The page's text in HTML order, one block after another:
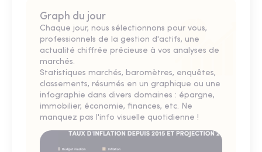
Graph du jour
Chaque jour, nous sélectionnons pour vous,
professionnels de la gestion d'actifs, une
actualité chiffrée précieuse à vos analyses de
marchés.
Statistiques marchés, baromètres, enquêtes,
classements, résumés en un graphique ou une
infographie dans divers domaines : épargne,
immobilier, économie, finances, etc. Ne
manquez pas l'info visuelle quotidienne !